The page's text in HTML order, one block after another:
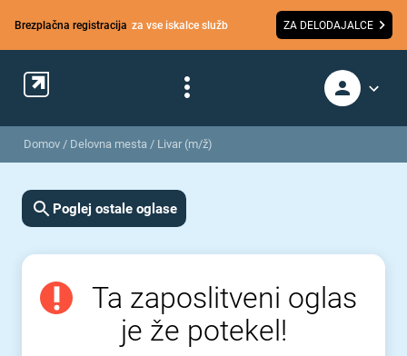
Brezplačna registracija za vse iskalce služb ZA DELODAJALCE
Domov / Delovna mesta / Livar (m/ž)
Poglej ostale oglase
Ta zaposlitveni oglas
je že potekel!